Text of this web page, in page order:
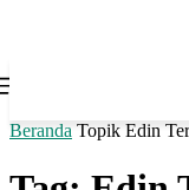
Beranda Topik Edin